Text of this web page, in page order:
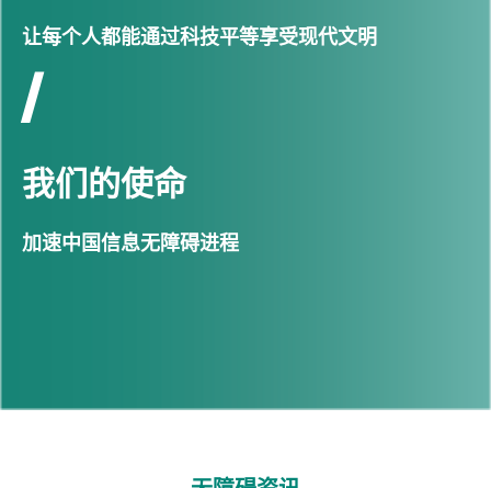
让每个人都能通过科技平等享受现代文明
/
我们的使命
加速中国信息无障碍进程